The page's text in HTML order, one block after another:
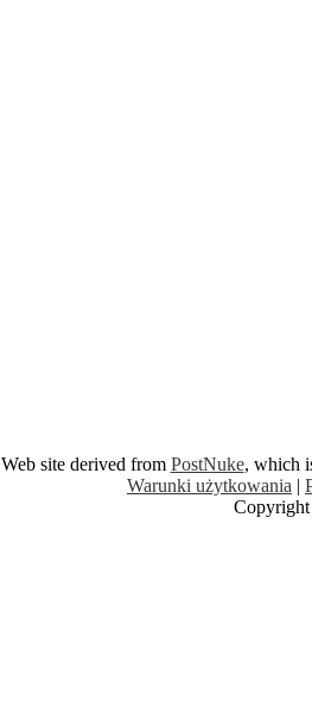
Web site derived from PostNuke, which
Warunki użytkowania |